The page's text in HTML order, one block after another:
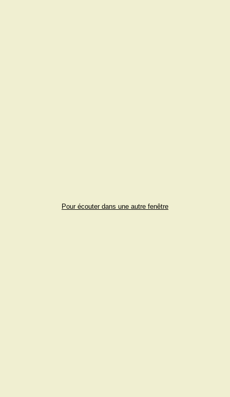
Pour écouter dans une autre fenêtre